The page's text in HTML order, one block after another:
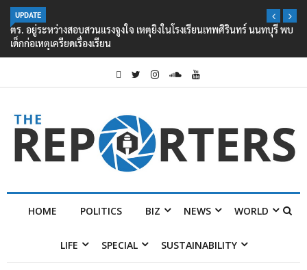
UPDATE
ตร. อยู่ระหว่างสอบสวนแรงจูงใจ เหตุยิงในโรงเรียนเทพศิรินทร์ นนทบุรี พบ
เด็กก่อเหตุเครียดเรื่องเรียน
HOME POLITICS BIZ NEWS WORLD
LIFE SPECIAL SUSTAINABILITY